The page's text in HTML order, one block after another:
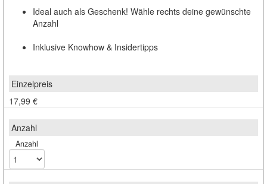
Ideal auch als Geschenk! Wähle rechts deine gewünschte
Anzahl
Inklusive Knowhow & Insidertipps
17,99 €
Anzahl